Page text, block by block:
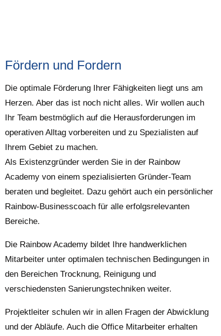
Fördern und Fordern
Die optimale Förderung Ihrer Fähigkeiten liegt uns am
Herzen. Aber das ist noch nicht alles. Wir wollen auch
Ihr Team bestmöglich auf die Herausforderungen im
operativen Alltag vorbereiten und zu Spezialisten auf
Ihrem Gebiet zu machen.
Als Existenzgründer werden Sie in der Rainbow
Academy von einem spezialisierten Gründer-Team
beraten und begleitet. Dazu gehört auch ein persönlicher
Rainbow-Businesscoach für alle erfolgsrelevanten
Bereiche.
Die Rainbow Academy bildet Ihre handwerklichen
Mitarbeiter unter optimalen technischen Bedingungen in
den Bereichen Trocknung, Reinigung und
verschiedensten Sanierungstechniken weiter.
Projektleiter schulen wir in allen Fragen der Abwicklung
und der Abläufe. Auch die Office Mitarbeiter erhalten